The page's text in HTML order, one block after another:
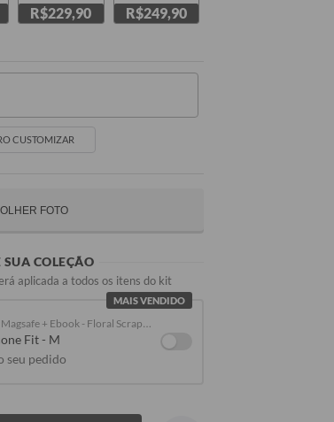
R$229,90 R$249,90
CUSTOMIZAR
FOTO
SUA COLEÇÃO
aplicada a todos os itens do kit
MAIS VENDIDO
Fit - M
seu pedido